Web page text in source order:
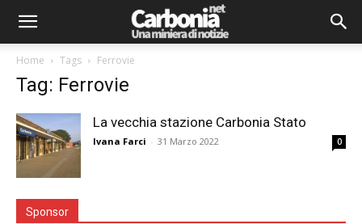
Home Tags Ferrovie
Tag: Ferrovie
La vecchia stazione Carbonia Stato
Ivana Farci - 31 Marzo 2022 0
Sponsor